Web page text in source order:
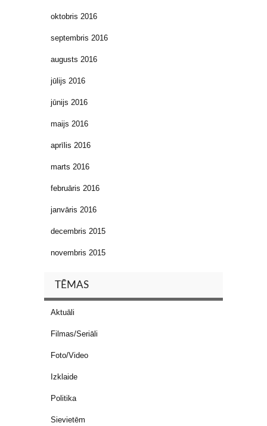
oktobris 2016
septembris 2016
augusts 2016
jūlijs 2016
jūnijs 2016
maijs 2016
aprīlis 2016
marts 2016
februāris 2016
janvāris 2016
decembris 2015
novembris 2015
TĒMAS
Aktuāli
Filmas/Seriāli
Foto/Video
Izklaide
Politika
Sievietēm